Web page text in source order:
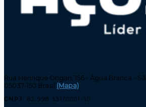
Rua Henrique Ongari, 156 - Água Branca -
05037-150 Brasil (Mapa)
CNPJ
: 62.998.331/0001-10